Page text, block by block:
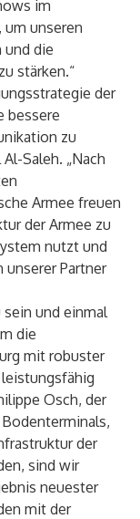
im
unseren
und die
stärken.“
der
bessere
zu
Saleh. „Nach
Armee freuen
der Armee zu
nutzt und
Partner
und einmal
die
mit robuster
Osch, der
der
sind wir
neuester
mit der